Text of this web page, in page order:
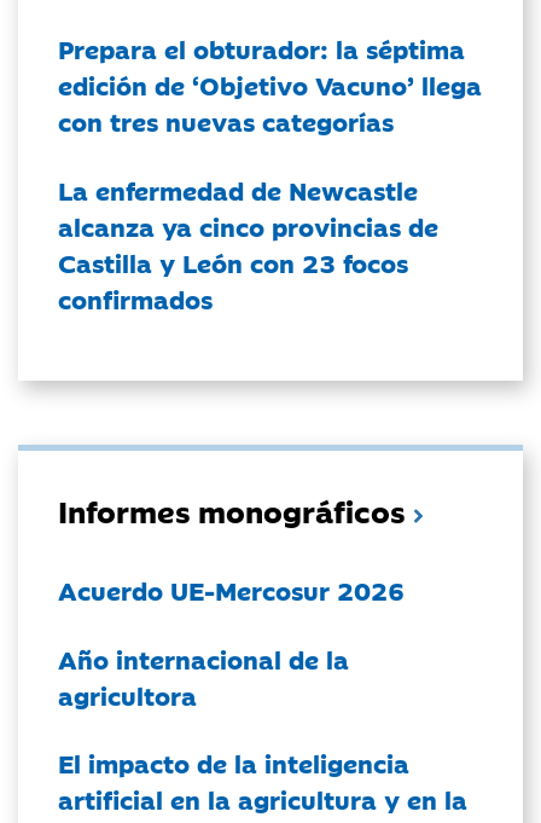
Prepara el obturador: la séptima
edición de ‘Objetivo Vacuno’ llega
con tres nuevas categorías
La enfermedad de Newcastle
alcanza ya cinco provincias de
Castilla y León con 23 focos
confirmados
Informes monográficos
Acuerdo UE-Mercosur 2026
Año internacional de la
agricultora
El impacto de la inteligencia
artificial en la agricultura y en la